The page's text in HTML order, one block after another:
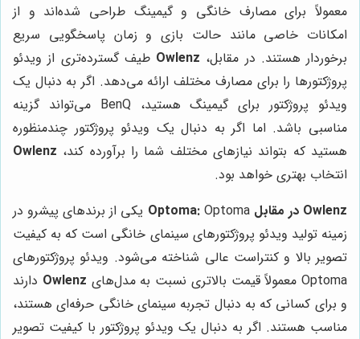
معمولاً برای مصارف خانگی و گیمینگ طراحی شده‌اند و از
امکانات خاصی مانند حالت بازی و زمان پاسخگویی سریع
برخوردار هستند. در مقابل، Owlenz طیف گسترده‌تری از ویدئو
پروژکتورها را برای مصارف مختلف ارائه می‌دهد. اگر به دنبال یک
ویدئو پروژکتور برای گیمینگ هستید، BenQ می‌تواند گزینه
مناسبی باشد. اما اگر به دنبال یک ویدئو پروژکتور چندمنظوره
هستید که بتواند نیازهای مختلف شما را برآورده کند، Owlenz
انتخاب بهتری خواهد بود.
Owlenz در مقابل Optoma:
Optoma یکی از برندهای پیشرو در
زمینه تولید ویدئو پروژکتورهای سینمای خانگی است که به کیفیت
تصویر بالا و کنتراست عالی شناخته می‌شود. ویدئو پروژکتورهای
Optoma معمولاً قیمت بالاتری نسبت به مدل‌های
Owlenz دارند
و برای کسانی که به دنبال تجربه سینمای خانگی حرفه‌ای هستند،
مناسب هستند. اگر به دنبال یک ویدئو پروژکتور با کیفیت تصویر